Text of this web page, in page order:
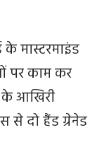
मास्टरमाइंड
पर काम कर
के आखिरी
से दो हैंड ग्रेनेड